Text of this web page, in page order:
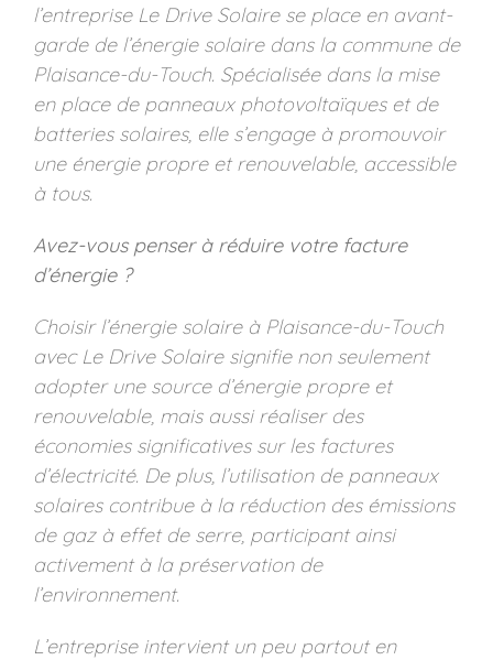
l’entreprise Le Drive Solaire se place en avant-
garde de l’énergie solaire dans la commune de
Plaisance-du-Touch. Spécialisée dans la mise
en place de panneaux photovoltaïques et de
batteries solaires, elle s’engage à promouvoir
une énergie propre et renouvelable, accessible
à tous.
Avez-vous penser à réduire votre facture
d’énergie ?
Choisir l’énergie solaire à Plaisance-du-Touch
avec Le Drive Solaire signifie non seulement
adopter une source d’énergie propre et
renouvelable, mais aussi réaliser des
économies significatives sur les factures
d’électricité. De plus, l’utilisation de panneaux
solaires contribue à la réduction des émissions
de gaz à effet de serre, participant ainsi
activement à la préservation de
l’environnement.
L’entreprise intervient un peu partout en